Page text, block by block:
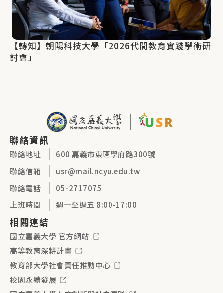
【轉知】朝陽科技大學「2026代間教育實踐學術研
討會」
聯絡資訊
聯絡地址
600 嘉義市東區學府路300號
聯絡信箱
usr@mail.ncyu.edu.tw
聯絡電話
05-2717075
上班時間
週一至週五 8:00-17:00
相關連結
國立嘉義大學 官方網站
高等教育深耕計畫
教育部大學社會責任推動中心
校園永續發展